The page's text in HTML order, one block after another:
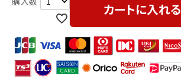
カートに入れる